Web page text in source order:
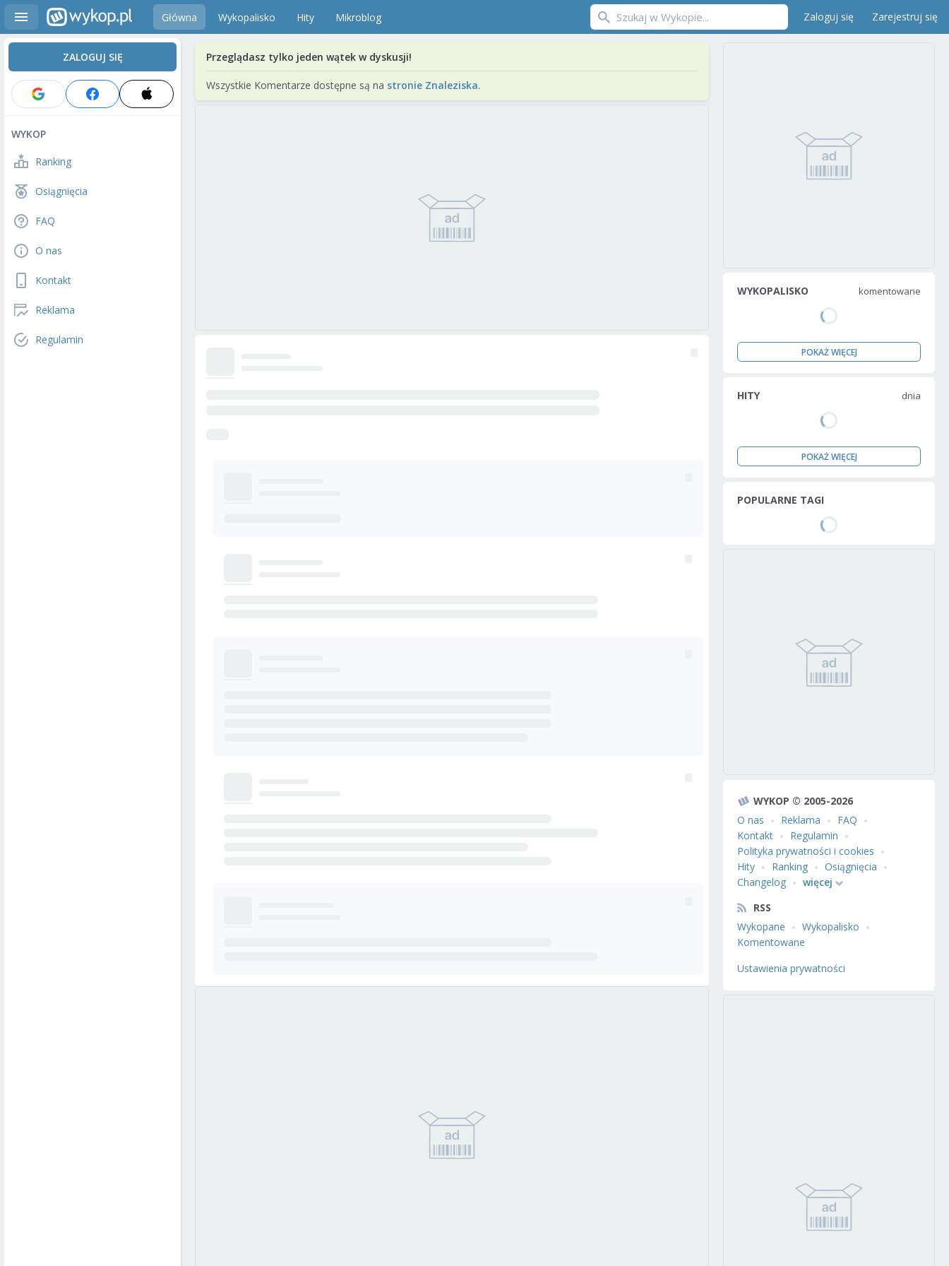
Główna Wykopalisko Hity Mikroblog Zaloguj się Zarejestruj się
ZALOGUJ SIĘ
WYKOP
Ranking
Osiągnięcia
FAQ
O nas
Kontakt
Reklama
Regulamin
Przeglądasz tylko jeden wątek w dyskusji!
Wszystkie Komentarze dostępne są na stronie Znaleziska.
WYKOPALISKO komentowane
POKAŻ WIĘCEJ
HITY dnia
POKAŻ WIĘCEJ
POPULARNE TAGI
WYKOP © 2005-2026
O nas
Reklama
FAQ
Kontakt
Regulamin
Polityka prywatności i cookies
Hity
Ranking
Osiągnięcia
Changelog
więcej
RSS
Wykopane
Wykopalisko
Komentowane
Ustawienia prywatności